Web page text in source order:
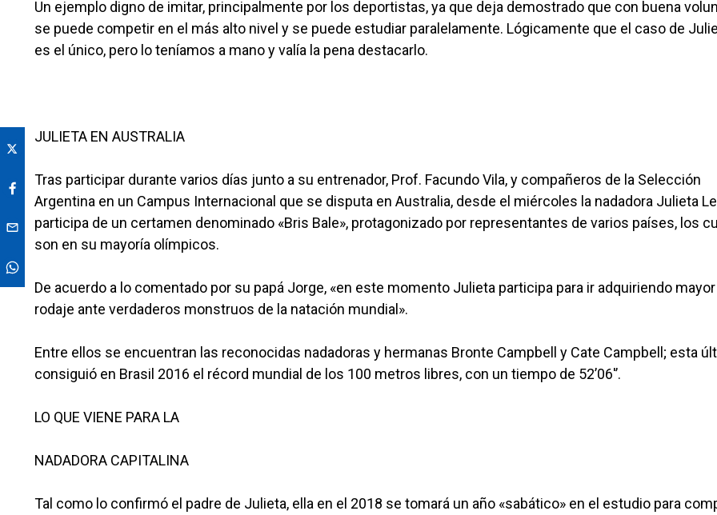
Un ejemplo digno de imitar, principalmente por los deportistas, ya que deja demostrado que con buena
se puede competir en el más alto nivel y se puede estudiar paralelamente. Lógicamente que el caso de
es el único, pero lo teníamos a mano y valía la pena destacarlo.
JULIETA EN AUSTRALIA
Tras participar durante varios días junto a su entrenador, Prof. Facundo Vila, y compañeros de la Selección
Argentina en un Campus Internacional que se disputa en Australia, desde el miércoles la nadadora Julieta
participa de un certamen denominado «Bris Bale», protagonizado por representantes de varios países, los
son en su mayoría olímpicos.
De acuerdo a lo comentado por su papá Jorge, «en este momento Julieta participa para ir adquiriendo mayor
rodaje ante verdaderos monstruos de la natación mundial».
Entre ellos se encuentran las reconocidas nadadoras y hermanas Bronte Campbell y Cate Campbell; esta
consiguió en Brasil 2016 el récord mundial de los 100 metros libres, con un tiempo de 52’06'’.
LO QUE VIENE PARA LA
NADADORA CAPITALINA
Tal como lo confirmó el padre de Julieta, ella en el 2018 se tomará un año «sabático» en el estudio para